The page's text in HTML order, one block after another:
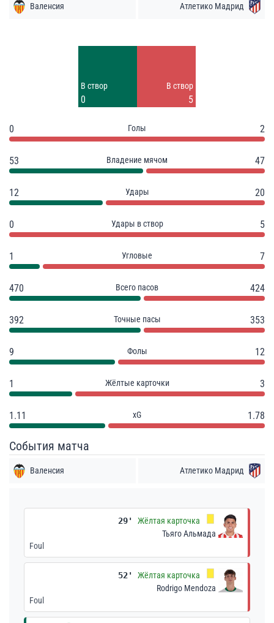
Валенсия Атлетико Мадрид
В створ
0
В створ
5
0 Голы 2
53 Владение мячом 47
12 Удары 20
0 Удары в створ 5
1 Угловые 7
470 Всего пасов 424
392 Точные пасы 353
9 Фолы 12
1 Жёлтые карточки 3
1.11 xG 1.78
События матча
Валенсия Атлетико Мадрид
29'
Жёлтая карточка
Тьяго Альмада
Foul
52'
Жёлтая карточка
Rodrigo Mendoza
Foul